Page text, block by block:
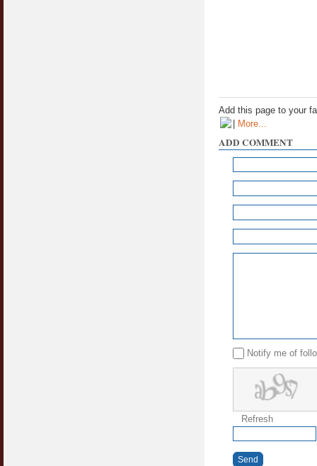
Add this page to your
| More...
ADD COMMENT
Notify me of
Refresh
Send